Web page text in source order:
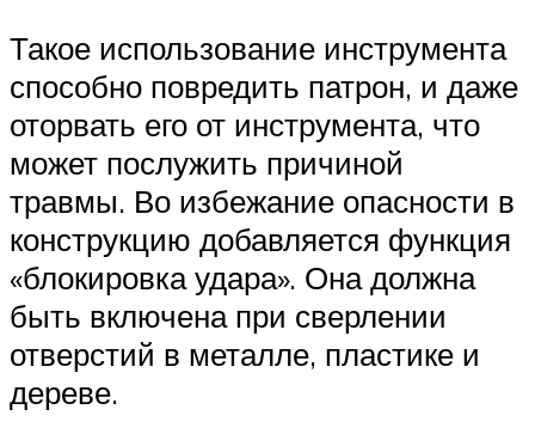
Такое использование инструмента
способно повредить патрон, и даже
оторвать его от инструмента, что
может послужить причиной
травмы. Во избежание опасности в
конструкцию добавляется функция
«блокировка удара». Она должна
быть включена при сверлении
отверстий в металле, пластике и
дереве.